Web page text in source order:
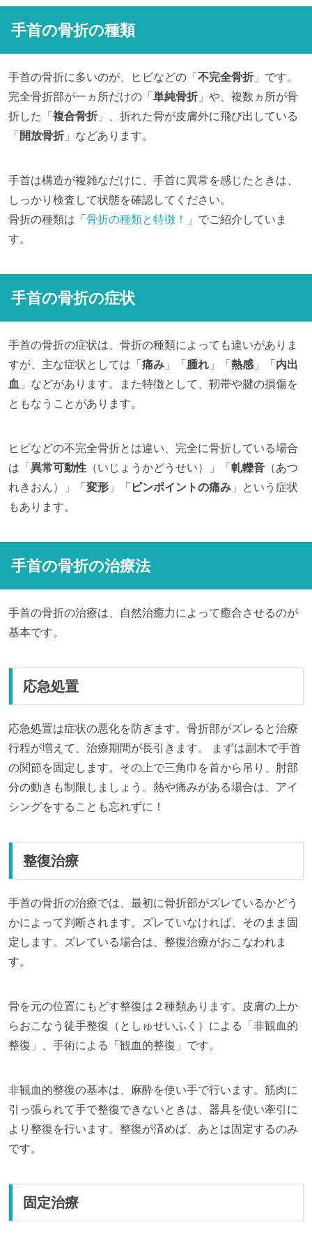
手首の骨折の種類
手首の骨折に多いのが、ヒビなどの「 不完全骨折 」です。
完全骨折部が一ヵ所だけの「 単純骨折 」や、複数ヵ所が骨
折した「 複合骨折 」、折れた骨が皮膚外に飛び出している
「 開放骨折 」などあります。
手首は構造が複雑なだけに、手首に異常を感じたときは、
しっかり検査して状態を確認してください。
骨折の種類は「 骨折の種類と特徴！
」でご紹介していま
す。
手首の骨折の症状
手首の骨折の症状は、骨折の種類によっても違いがありま
すが、主な症状としては「 痛み 」「 腫れ 」「 熱感 」「 内出
血 」などがあります。また特徴として、靭帯や腱の損傷を
ともなうことがあります。
ヒビなどの不完全骨折とは違い、完全に骨折している場合
は「 異常可動性 （いじょうかどうせい）」「 軋轢音 （あつ
れきおん）」「 変形 」「 ピンポイントの痛み 」という症状
もあります。
手首の骨折の治療法
手首の骨折の治療は、自然治癒力によって癒合させるのが
基本です。
応急処置
応急処置は症状の悪化を防ぎます。骨折部がズレると治療
行程が増えて、治療期間が長引きます。 まずは副木で手首
の関節を固定します。その上で三角巾を首から吊り、肘部
分の動きも制限しましょう。熱や痛みがある場合は、アイ
シングをすることも忘れずに！
整復治療
手首の骨折の治療では、最初に骨折部がズレているかどう
かによって判断されます。ズレていなければ、そのまま固
定します。ズレている場合は、整復治療がおこなわれま
す。
骨を元の位置にもどす整復は２種類あります。皮膚の上か
らおこなう徒手整復（としゅせいふく）による「非観血的
整復」、手術による「観血的整復」です。
非観血的整復の基本は、麻酔を使い手で行います。筋肉に
引っ張られて手で整復できないときは、器具を使い牽引に
より整復を行います。整復が済めば、あとは固定するのみ
です。
固定治療